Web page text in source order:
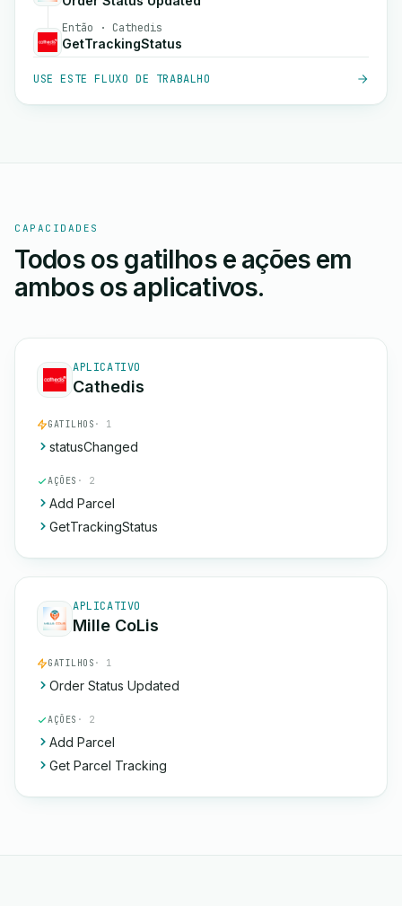
Então · Cathedis
GetTrackingStatus
USE ESTE FLUXO DE TRABALHO
CAPACIDADES
Todos os gatilhos e ações em
ambos os aplicativos.
APLICATIVO
Cathedis
GATILHOS · 1
statusChanged
AÇÕES · 2
Add Parcel
GetTrackingStatus
APLICATIVO
Mille CoLis
GATILHOS · 1
Order Status Updated
AÇÕES · 2
Add Parcel
Get Parcel Tracking